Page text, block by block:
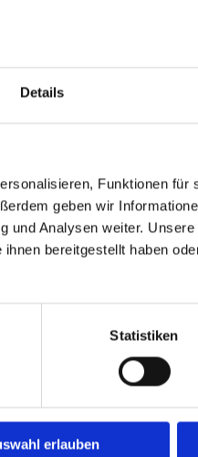
Details
Funktionen für
geben wir
und Analysen weiter.
bereitgestellt haben
Statistiken
erlauben
Sicherheit
Mit der Zeit können